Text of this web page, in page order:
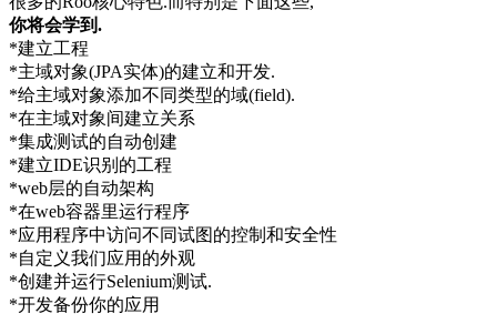
你将会学到.
*建立工程
*主域对象(JPA实体)的建立和开发.
*给主域对象添加不同类型的域(field).
*在主域对象间建立关系
*集成测试的自动创建
*建立IDE识别的工程
*web层的自动架构
*在web容器里运行程序
*应用程序中访问不同试图的控制和安全性
*自定义我们应用的外观
*创建并运行Selenium测试.
*开发备份你的应用